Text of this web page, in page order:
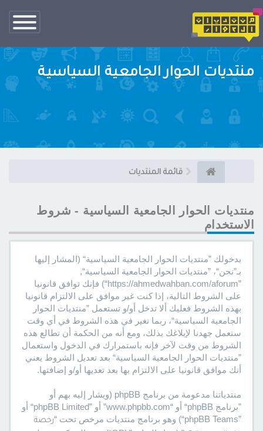
تبديل
الناف
منتديات الحوار الجامعية السياسية
قائمة المنتديات
منتديات الحوار الجامعية السياسية - شروط
الاستخدام
بدخولك ”منتديات الحوار الجامعية السياسية“ (المشار إليها
بـ”نحن“، ”منتديات الحوار الجامعية السياسية“,
”https://ahmedwahban.com/aforum“) فإنك توافق قانونيا
على الشروط التالية، إذا كنت غير موافق على الالتزام قانونيا
بهذه الشروط فعليك ألا تدخل أو/و تستعمل ”منتديات الحوار
الجامعية السياسية“، ربما نغير في هذه الشروط في أي وقت
سنعمل جهدنا لإبلاغك بذلك، ومع أنه من الحكمة أن تطالع هذه
الشروط من وقت لآخر فإنه باستمرارك في الدخول واستعمال
”منتديات الحوار الجامعية السياسية“ بعد تعديل الشروط يعني
أنك موافق قانونيا على الالتزام بها بعد تعديها أو/و إضافتها.
منتدياتنا مدعومة من برنامج phpBB (ويشار إليه بهم أو
”برنامج phpBB“ أو “www.phpbb.com” أو ”phpBB Limited“ أو
”phpBB Teams“) وهو برنامج منتديات مرخص تحت “
رخصة